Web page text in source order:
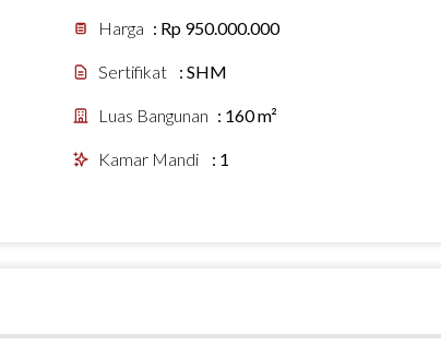
Harga : Rp 950.000.000
Sertifikat :SHM
Luas Bangunan : 160 m²
Kamar Mandi : 1